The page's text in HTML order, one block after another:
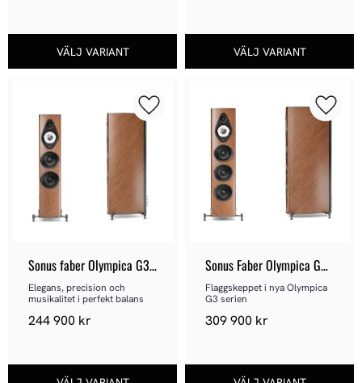
Sonus faber Olympica G3
III
Elegans, precision och
musikalitet i perfekt balans
244 900 kr
Lägg till i favoriter
Sonus Faber Olympica G3
V
Flaggskeppet i nya Olympica
G3 serien
309 900 kr
Lägg